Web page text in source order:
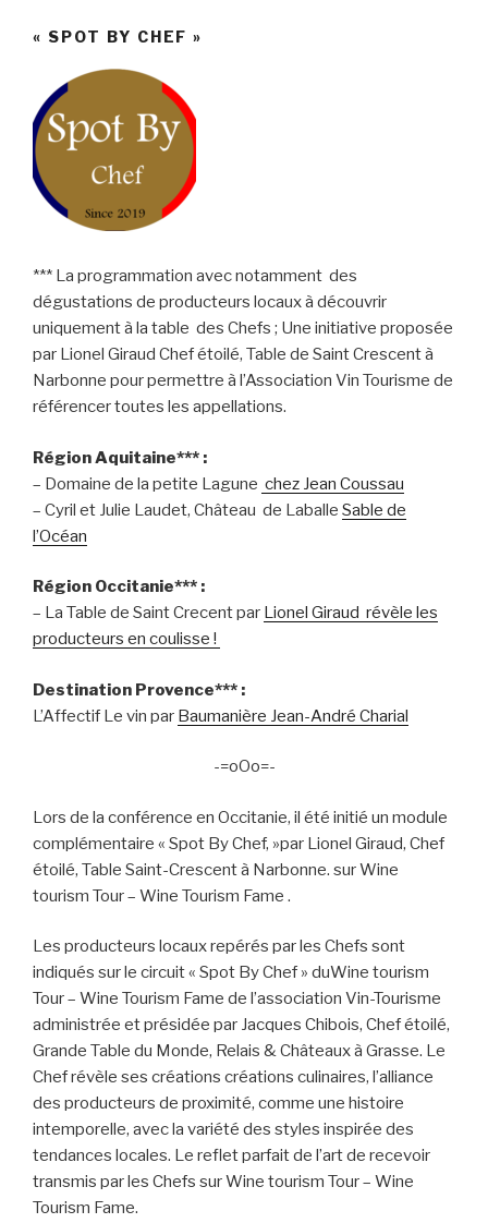
« SPOT BY CHEF »
*** La programmation avec notamment des
dégustations de producteurs locaux à découvrir
uniquement à la table des Chefs ; Une initiative proposée
par Lionel Giraud Chef étoilé, Table de Saint Crescent à
Narbonne pour permettre à l’Association Vin Tourisme de
référencer toutes les appellations.
Région Aquitaine*** :
– Domaine de la petite Lagune chez Jean Coussau
– Cyril et Julie Laudet, Château de Laballe Sable de
l’Océan
Région Occitanie*** :
– La Table de Saint Crecent par Lionel Giraud révèle les
producteurs en coulisse !
Destination Provence*** :
L’Affectif Le vin par Baumanière Jean-André Charial
-=oOo=-
Lors de la conférence en Occitanie, il été initié un module
complémentaire « Spot By Chef, »par Lionel Giraud, Chef
étoilé, Table Saint-Crescent à Narbonne. sur Wine
tourism Tour – Wine Tourism Fame .
Les producteurs locaux repérés par les Chefs sont
indiqués sur le circuit « Spot By Chef » duWine tourism
Tour – Wine Tourism Fame de l’association Vin-Tourisme
administrée et présidée par Jacques Chibois, Chef étoilé,
Grande Table du Monde, Relais & Châteaux à Grasse. Le
Chef révèle ses créations créations culinaires, l’alliance
des producteurs de proximité, comme une histoire
intemporelle, avec la variété des styles inspirée des
tendances locales. Le reflet parfait de l’art de recevoir
transmis par les Chefs sur Wine tourism Tour – Wine
Tourism Fame.